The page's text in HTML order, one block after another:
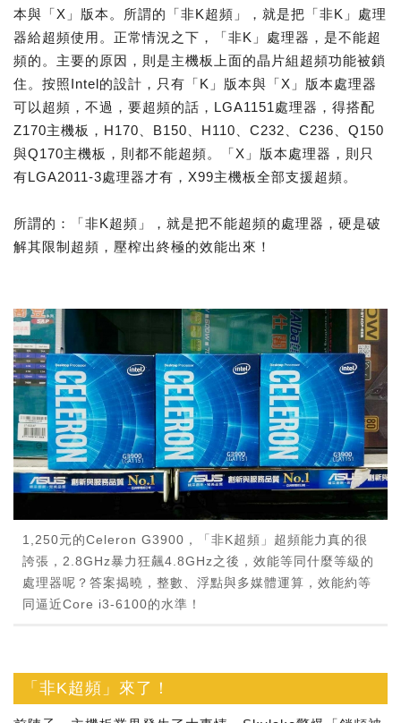
本與「X」版本。所謂的「非K超頻」，就是把「非K」處理
器給超頻使用。正常情況之下，「非K」處理器，是不能超
頻的。主要的原因，則是主機板上面的晶片組超頻功能被鎖
住。按照Intel的設計，只有「K」版本與「X」版本處理器
可以超頻，不過，要超頻的話，LGA1151處理器，得搭配
Z170主機板，H170、B150、H110、C232、C236、Q150
與Q170主機板，則都不能超頻。「X」版本處理器，則只
有LGA2011-3處理器才有，X99主機板全部支援超頻。
所謂的：「非K超頻」，就是把不能超頻的處理器，硬是破
解其限制超頻，壓榨出終極的效能出來！
1,250元的Celeron G3900，「非K超頻」超頻能力真的很
誇張，2.8GHz暴力狂飆4.8GHz之後，效能等同什麼等級的
處理器呢？答案揭曉，整數、浮點與多媒體運算，效能約等
同逼近Core i3-6100的水準！
「非K超頻」來了！